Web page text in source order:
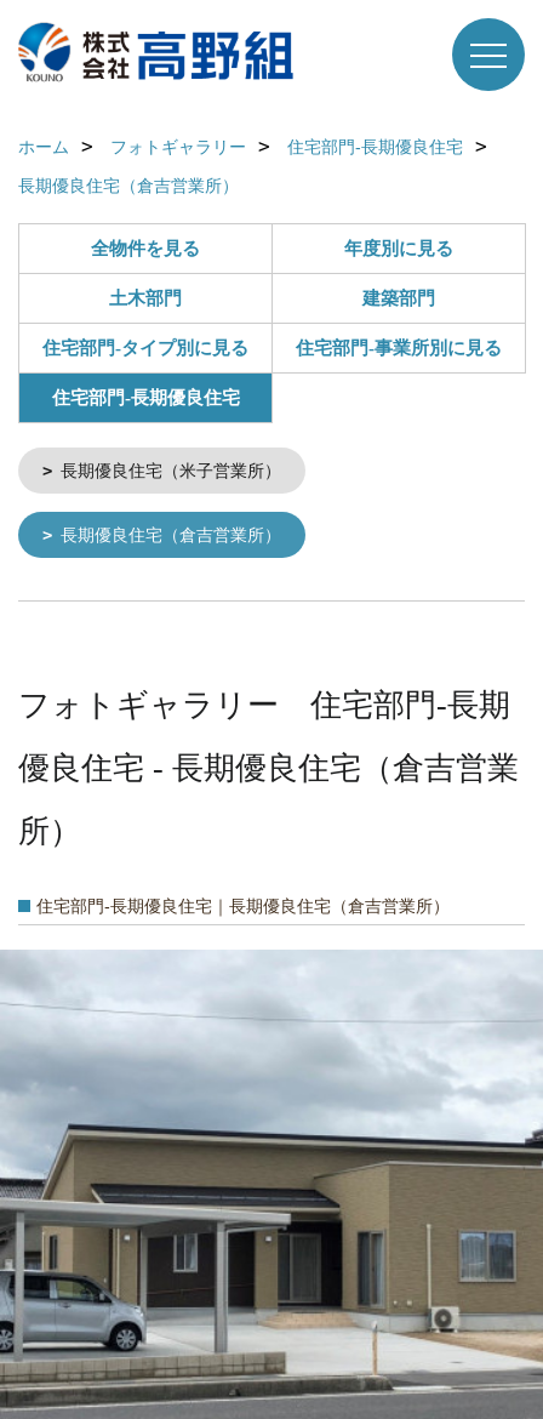
ホーム フォトギャラリー
住宅部門-長期優良住宅
長期優良住宅（倉吉営業所）
全物件を見る 年度別に見る
土木部門 建築部門
住宅部門-タイプ別に見る 住宅部門-事業所別に見る
住宅部門-長期優良住宅
長期優良住宅（米子営業所）
長期優良住宅（倉吉営業所）
フォトギャラリー 住宅部門-長期
優良住宅 - 長期優良住宅（倉吉営業
所）
住宅部門-長期優良住宅｜長期優良住宅（倉吉営業所）